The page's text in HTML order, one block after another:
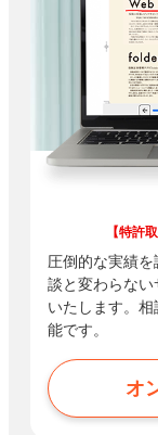
【特許
圧倒的な実績
談と変わらない
いたします。
能です。
オ